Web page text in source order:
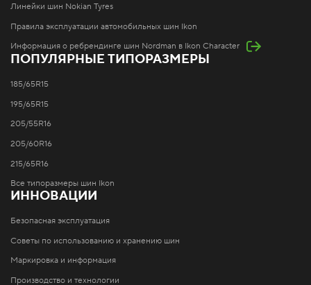
Линейки шин Nokian Tyres
Правила эксплуатации автомобильных шин Ikon
Информация о ребрендинге шин Nordman в Ikon Character
ПОПУЛЯРНЫЕ ТИПОРАЗМЕРЫ
185/65R15
195/65R15
205/55R16
205/60R16
215/65R16
Все типоразмеры шин Ikon
ИННОВАЦИИ
Безопасная эксплуатация
Советы по использованию и хранению шин
Маркировка и информация
Производство и технологии